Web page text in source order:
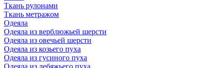
Ткань рулонами
Ткань метражом
Одеяла
Одеяла из верблюжьей шерсти
Одеяла из овечьей шерсти
Одеяла из козьего пуха
Одеяла из гусиного пуха
Одеяла из лебяжьего пуха